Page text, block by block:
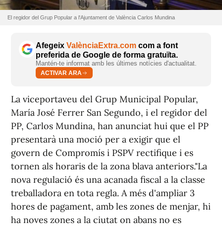
El regidor del Grup Popular a l'Ajuntament de València Carlos Mundina
Afegeix ValènciaExtra.com com a font
preferida de Google de forma gratuïta.
Mantén-te informat amb les últimes notícies d'actualitat.
ACTIVAR ARA
La viceportaveu del Grup Municipal Popular,
María José Ferrer San Segundo, i el regidor del
PP, Carlos Mundina, han anunciat hui que el PP
presentarà una moció per a exigir que el
govern de Compromís i PSPV rectifique i es
tornen als horaris de la zona blava anteriors."La
nova regulació és una acanada fiscal a la classe
treballadora en tota regla. A més d'ampliar 3
hores de pagament, amb les zones de menjar, hi
ha noves zones a la ciutat on abans no es